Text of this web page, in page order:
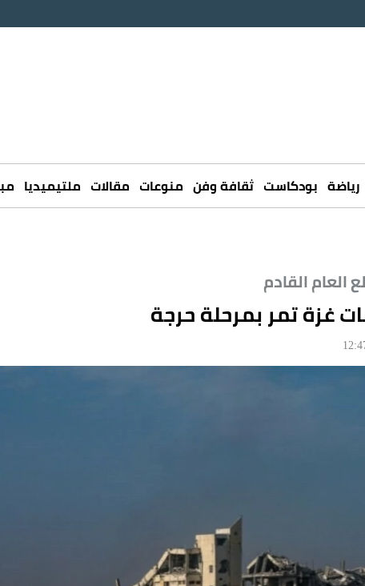
رياضة بودكاست ثقافة وفن منوعات مقالات ملتيميديا
العام القادم
غزة تمر بمرحلة حرجة